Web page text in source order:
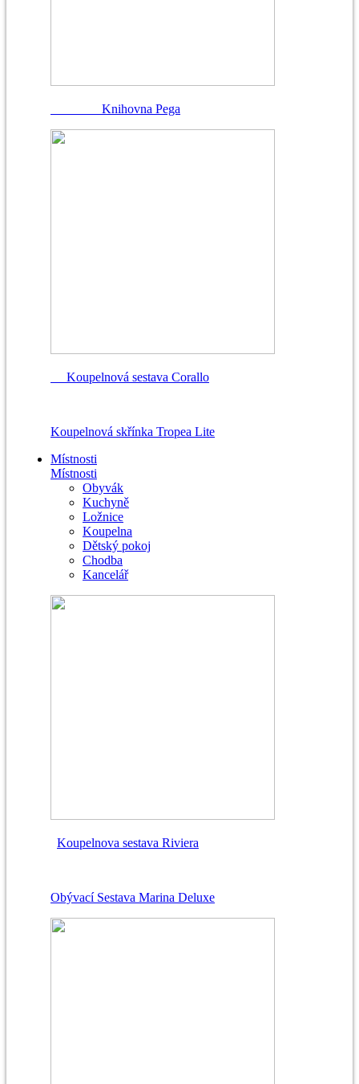
Knihovna Pega
Koupelnová sestava Corallo
Koupelnová skřínka Tropea Lite
Místnosti
Místnosti
Obyvák
Kuchyně
Ložnice
Koupelna
Dětský pokoj
Chodba
Kancelář
Koupelnova sestava Riviera
Obývací Sestava Marina Deluxe